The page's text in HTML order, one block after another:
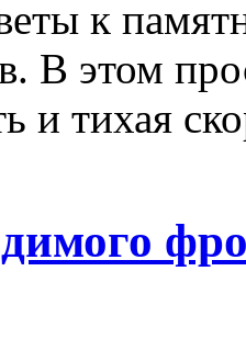
к
В этом
и тихая